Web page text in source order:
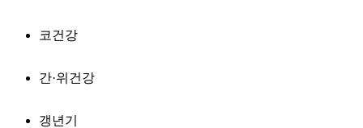
코건강
간·위건강
갱년기